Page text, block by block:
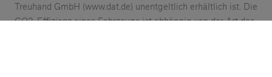
Treuhand GmbH (www.dat.de) unentgeltlich erhältlich ist. Die
CO2-Effizienz eines Fahrzeugs ist abhängig von der Art des